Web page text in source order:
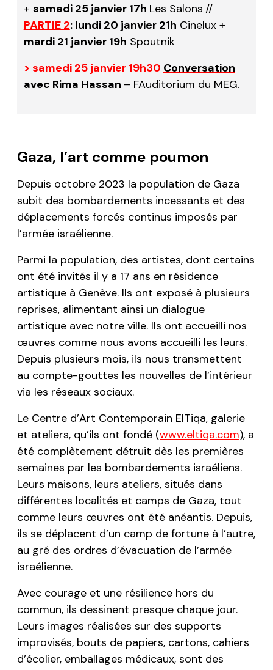
+ samedi 25 janvier 17h Les Salons //
PARTIE 2: lundi 20 janvier 21h Cinelux +
mardi 21 janvier 19h Spoutnik
> samedi 25 janvier 19h30 Conversation
avec Rima Hassan – FAuditorium du MEG.
Gaza, l’art comme poumon
Depuis octobre 2023 la population de Gaza
subit des bombardements incessants et des
déplacements forcés continus imposés par
l’armée israélienne.
Parmi la population, des artistes, dont certains
ont été invités il y a 17 ans en résidence
artistique à Genève. Ils ont exposé à plusieurs
reprises, alimentant ainsi un dialogue
artistique avec notre ville. Ils ont accueilli nos
œuvres comme nous avons accueilli les leurs.
Depuis plusieurs mois, ils nous transmettent
au compte-gouttes les nouvelles de l’intérieur
via les réseaux sociaux.
Le Centre d’Art Contemporain ElTiqa, galerie
et ateliers, qu’ils ont fondé (www.eltiqa.com), a
été complètement détruit dès les premières
semaines par les bombardements israéliens.
Leurs maisons, leurs ateliers, situés dans
différentes localités et camps de Gaza, tout
comme leurs œuvres ont été anéantis. Depuis,
ils se déplacent d’un camp de fortune à l’autre,
au gré des ordres d’évacuation de l’armée
israélienne.
Avec courage et une résilience hors du
commun, ils dessinent presque chaque jour.
Leurs images réalisées sur des supports
improvisés, bouts de papiers, cartons, cahiers
d’écolier, emballages médicaux, sont des